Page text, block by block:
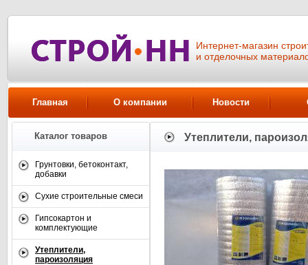
Интернет-магазин
и отделочных
Главная О компании Новости
Каталог товаров
Грунтовки, бетоконтакт,
добавки
Сухие строительные смеси
Гипсокартон и
комплектующие
Утеплители,
пароизоляция
Утеплители,